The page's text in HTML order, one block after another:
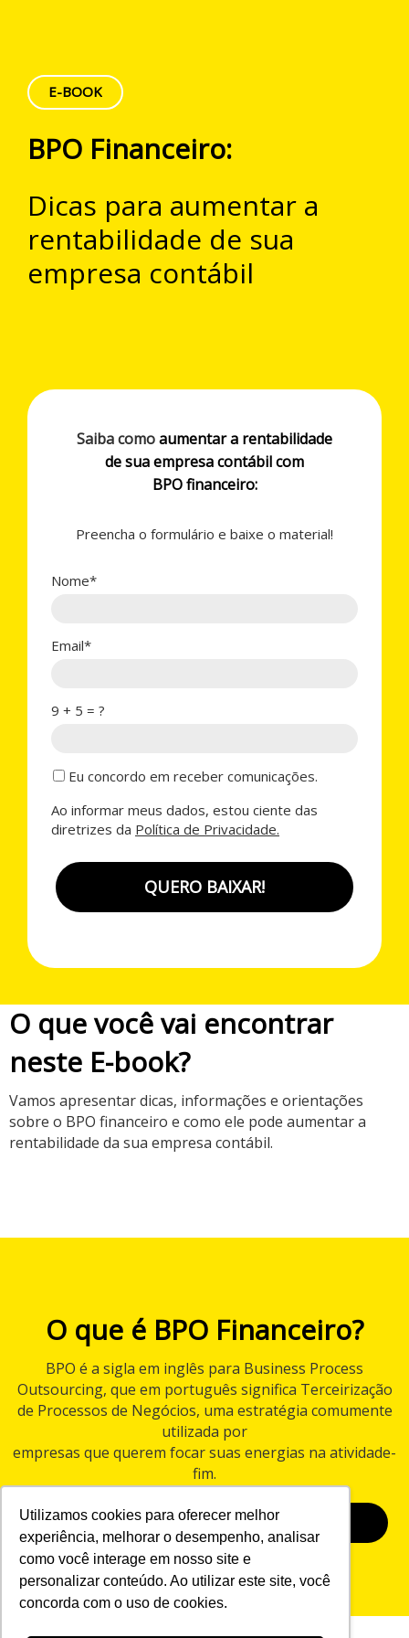
Utilizamos cookies para oferecer melhor
experiência, melhorar o desempenho, analisar
como você interage em nosso site e
personalizar conteúdo. Ao utilizar este site, você
concorda com o uso de cookies.
E-BOOK
BPO Financeiro:
Dicas para aumentar a
rentabilidade de sua
empresa contábil
Saiba comoaumentar a rentabilidade
de sua empresa contábil com
BPO financeiro:
Preencha o formulário e baixe o material!
Nome*
Email*
9 + 5 = ?
Eu concordo em receber comunicações.
Ao informar meus dados, estou ciente das
diretrizes da Política de Privacidade.
QUERO BAIXAR!
O que você vai encontrar
neste E-book?
Vamos apresentar dicas, informações e orientações
sobre o BPO financeiro e como ele pode aumentar a
rentabilidade da sua empresa contábil.
O que é BPO Financeiro?
BPO é a sigla em inglês para Business Process
Outsourcing, que em português significa Terceirização
de Processos de Negócios, uma estratégia comumente
utilizada por
empresas que querem focar suas energias na atividade-
fim.
BAIXAR E-BOOK